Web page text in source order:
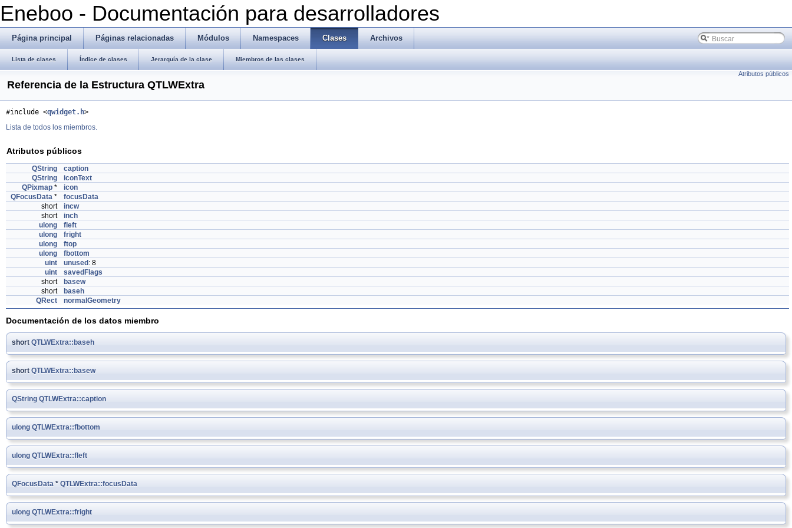
Eneboo - Documentación para desarrolladores
Página principal Páginas relacionadas Módulos Namespaces Clases Archivos
Lista de clases Índice de clases Jerarquía de la clase Miembros de las clases
Atributos públicos
Referencia de la Estructura QTLWExtra
#include <qwidget.h>
Lista de todos los miembros.
Atributos públicos
QString
caption
QString
iconText
QPixmap *
icon
QFocusData *
focusData
short
incw
short
inch
ulong
fleft
ulong
fright
ulong
ftop
ulong
fbottom
uint
unused : 8
uint
savedFlags
short
basew
short
baseh
QRect
normalGeometry
Documentación de los datos miembro
short QTLWExtra::baseh
short QTLWExtra::basew
QString QTLWExtra::caption
ulong QTLWExtra::fbottom
ulong QTLWExtra::fleft
QFocusData * QTLWExtra::focusData
ulong QTLWExtra::fright